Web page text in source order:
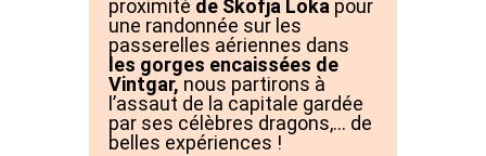
proximité de Skofja Loka pour
une randonnée sur les
passerelles aériennes dans
les gorges encaissées de
Vintgar, nous partirons à
l’assaut de la capitale gardée
par ses célèbres dragons,… de
belles expériences !